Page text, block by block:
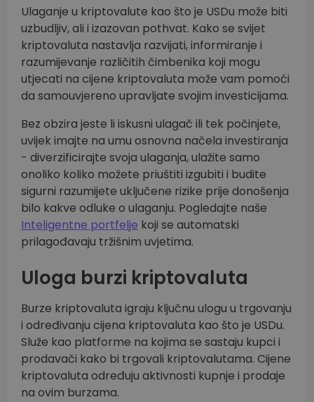
Ulaganje u kriptovalute kao što je USDu može biti
uzbudljiv, ali i izazovan pothvat. Kako se svijet
kriptovaluta nastavlja razvijati, informiranje i
razumijevanje različitih čimbenika koji mogu
utjecati na cijene kriptovaluta može vam pomoći
da samouvjereno upravljate svojim investicijama.
Bez obzira jeste li iskusni ulagač ili tek počinjete,
uvijek imajte na umu osnovna načela investiranja
- diverzificirajte svoja ulaganja, ulažite samo
onoliko koliko možete priuštiti izgubiti i budite
sigurni razumijete uključene rizike prije donošenja
bilo kakve odluke o ulaganju. Pogledajte naše
Inteligentne portfelje koji se automatski
prilagođavaju tržišnim uvjetima.
Uloga burzi kriptovaluta
Burze kriptovaluta igraju ključnu ulogu u trgovanju
i određivanju cijena kriptovaluta kao što je USDu.
Služe kao platforme na kojima se sastaju kupci i
prodavači kako bi trgovali kriptovalutama. Cijene
kriptovaluta određuju aktivnosti kupnje i prodaje
na ovim burzama.